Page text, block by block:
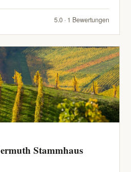
5.0 · 1 Bewertungen
Stammhaus